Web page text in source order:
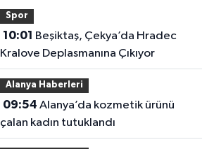
Spor
10:01
Kralove Deplasmanına Çıkıyor
Alanya Haberleri
09:54
çalan kadın tutuklandı